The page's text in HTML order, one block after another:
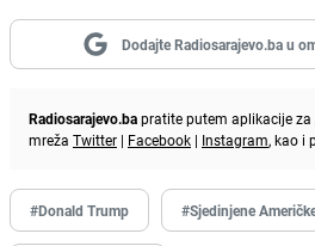
Dodajte Radiosarajevo.ba u
Radiosarajevo.bapratite putem aplikacije za
mreža Twitter | Facebook | Instagram, kao i
#Donald Trump #Sjedinjene